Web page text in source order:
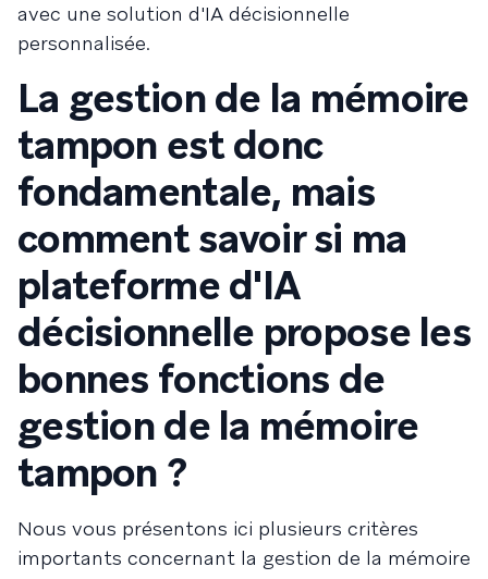
avec une solution d'IA décisionnelle
personnalisée.
La gestion de la mémoire
tampon est donc
fondamentale, mais
comment savoir si ma
plateforme d'IA
décisionnelle propose les
bonnes fonctions de
gestion de la mémoire
tampon ?
Nous vous présentons ici plusieurs critères
importants concernant la gestion de la mémoire